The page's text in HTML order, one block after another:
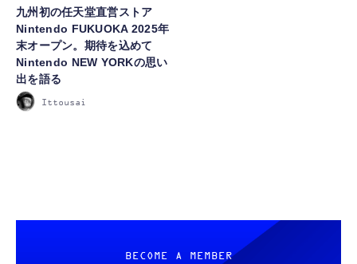
公式ストア
FOLLOW US
九州初の任天堂直営ストア
Nintendo FUKUOKA 2025年
末オープン。期待を込めて
Nintendo NEW YORKの思い
出を語る
Ittousai
BECOME A MEMBER